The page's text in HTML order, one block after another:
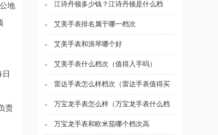
地
责
江诗丹顿多少钱？江诗丹顿是什么档
次？
艾美手表排名属于哪一档次
艾美手表和浪琴哪个好
艾美手表什么档次（值得入手吗）
雷达手表怎么样档次（雷达手表值得买
吗)
万宝龙手表怎么样（万宝龙手表什么档
次）
万宝龙手表和欧米茄哪个档次高